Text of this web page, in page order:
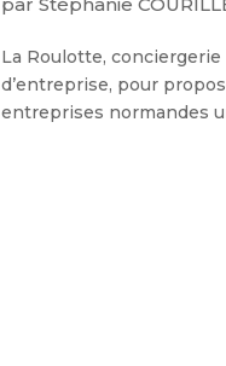
La Roulotte,
d’entreprise, pour
entreprises normandes